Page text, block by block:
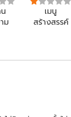
ม
เมนู
สร้างสรรค์